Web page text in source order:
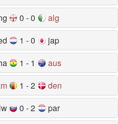
0 - 0
alg
1 - 0
jap
1 - 1
aus
1 - 2
den
0 - 2
par